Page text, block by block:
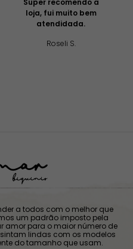
Super recomendo a
loja, fui muito bem
atendidada.
Roseli S.
a todos com o melhor que
um padrão imposto pela
amor para o maior número de
lindas com os modelos
do tamanho que usam.